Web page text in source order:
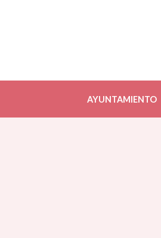
AYUNTAMIENTO